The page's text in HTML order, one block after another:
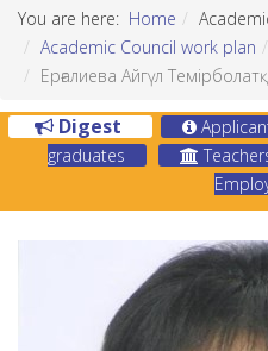
You are here: Home
Academic Council work plan
Ерғалиева Айгүл
Digest
graduates